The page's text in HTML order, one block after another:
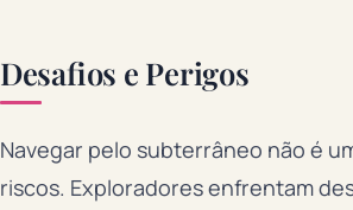
Desafios e Perigos
Navegar pelo subterrâneo não é
riscos. Exploradores enfrentam